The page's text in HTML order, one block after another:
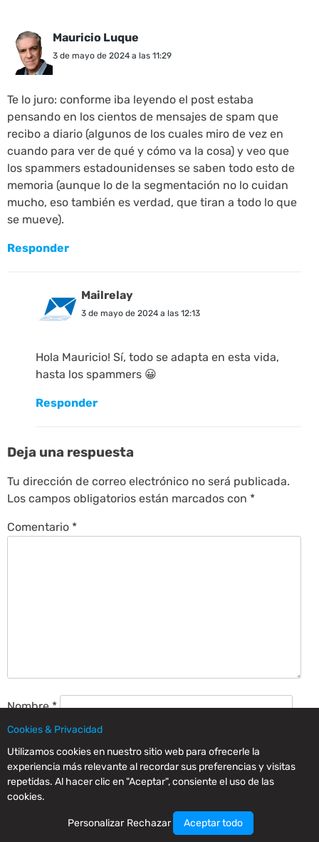
Mauricio Luque
3 de mayo de 2024 a las 11:29
Te lo juro: conforme iba leyendo el post estaba
pensando en los cientos de mensajes de spam que
recibo a diario (algunos de los cuales miro de vez en
cuando para ver de qué y cómo va la cosa) y veo que
los spammers estadounidenses se saben todo esto de
memoria (aunque lo de la segmentación no lo cuidan
mucho, eso también es verdad, que tiran a todo lo que
se mueve).
Responder
Mailrelay
3 de mayo de 2024 a las 12:13
Hola Mauricio! Sí, todo se adapta en esta vida,
hasta los spammers 😀
Responder
Deja una respuesta
Tu dirección de correo electrónico no será publicada.
Los campos obligatorios están marcados con *
Comentario *
Nombre*
Web
Guarda mi nombre, correo electrónico y web en este
Cookies & Privacidad
Utilizamos cookies en nuestro sitio web para ofrecerle la
experiencia más relevante al recordar sus preferencias y visitas
repetidas. Al hacer clic en "Aceptar", consiente el uso de las
cookies.
Personalizar Rechazar Aceptar todo